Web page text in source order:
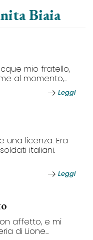
Biaia
mio fratello,
al momento,...
Leggi
una licenza. Era
italiani.
Leggi
affetto, e mi
di Lione...